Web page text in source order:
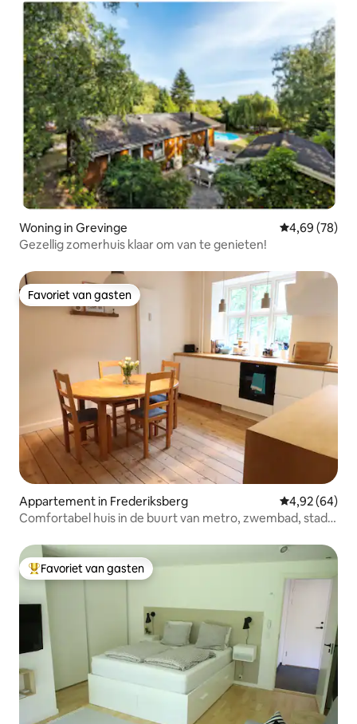
Woning in Grevinge Gemiddelde
4,69 (78)
Gezellig zomerhuis klaar om van te genieten!
Favoriet van gasten
Favoriet van gasten
Appartement in Frederiksberg Gemiddelde
4,92 (64)
Comfortabel huis in de buurt van metro, zwembad, stad
Topfavoriet van gasten
Favoriet van gasten